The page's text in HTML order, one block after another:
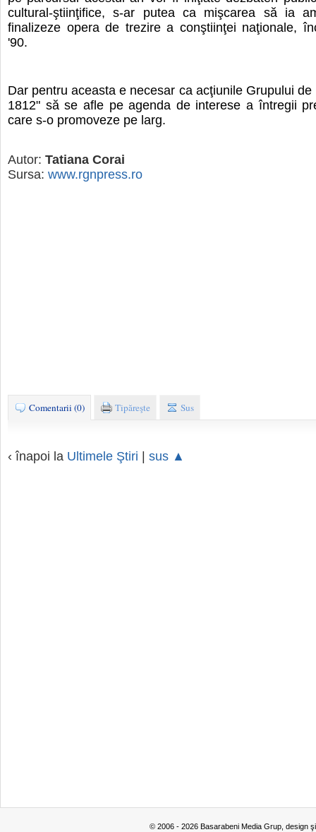
cultural-ştiinţifice, s-ar putea ca mişcarea să ia
finalizeze opera de trezire a conştiinţei naţionale,
'90.
Dar pentru aceasta e necesar ca acţiunile Grupului de
1812" să se afle pe agenda de interese a întregii
care s-o promoveze pe larg.
Autor: Tatiana Corai
Sursa: www.rgnpress.ro
Comentarii (0) Tipăreşte Sus
‹ înapoi la Ultimele Ştiri | sus ▲
© 2006 - 2026 Basarabeni Media Grup, design